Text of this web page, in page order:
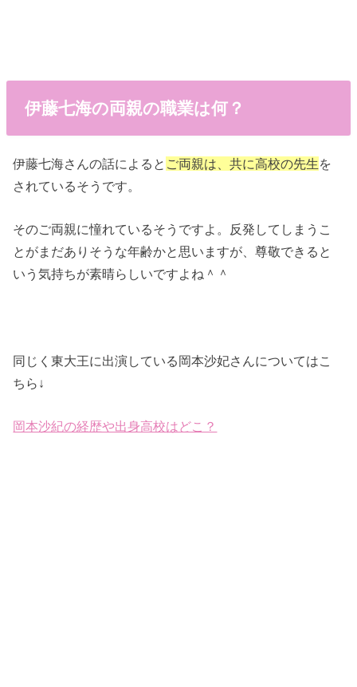
伊藤七海の両親の職業は何？
伊藤七海さんの話によると ご両親は、共に高校の先生を
されているそうです。
そのご両親に憧れているそうですよ。反発してしまうこ
とがまだありそうな年齢かと思いますが、尊敬できると
いう気持ちが素晴らしいですよね＾＾
同じく東大王に出演している岡本沙妃さんについてはこ
ちら↓
岡本沙紀の経歴や出身高校はどこ？